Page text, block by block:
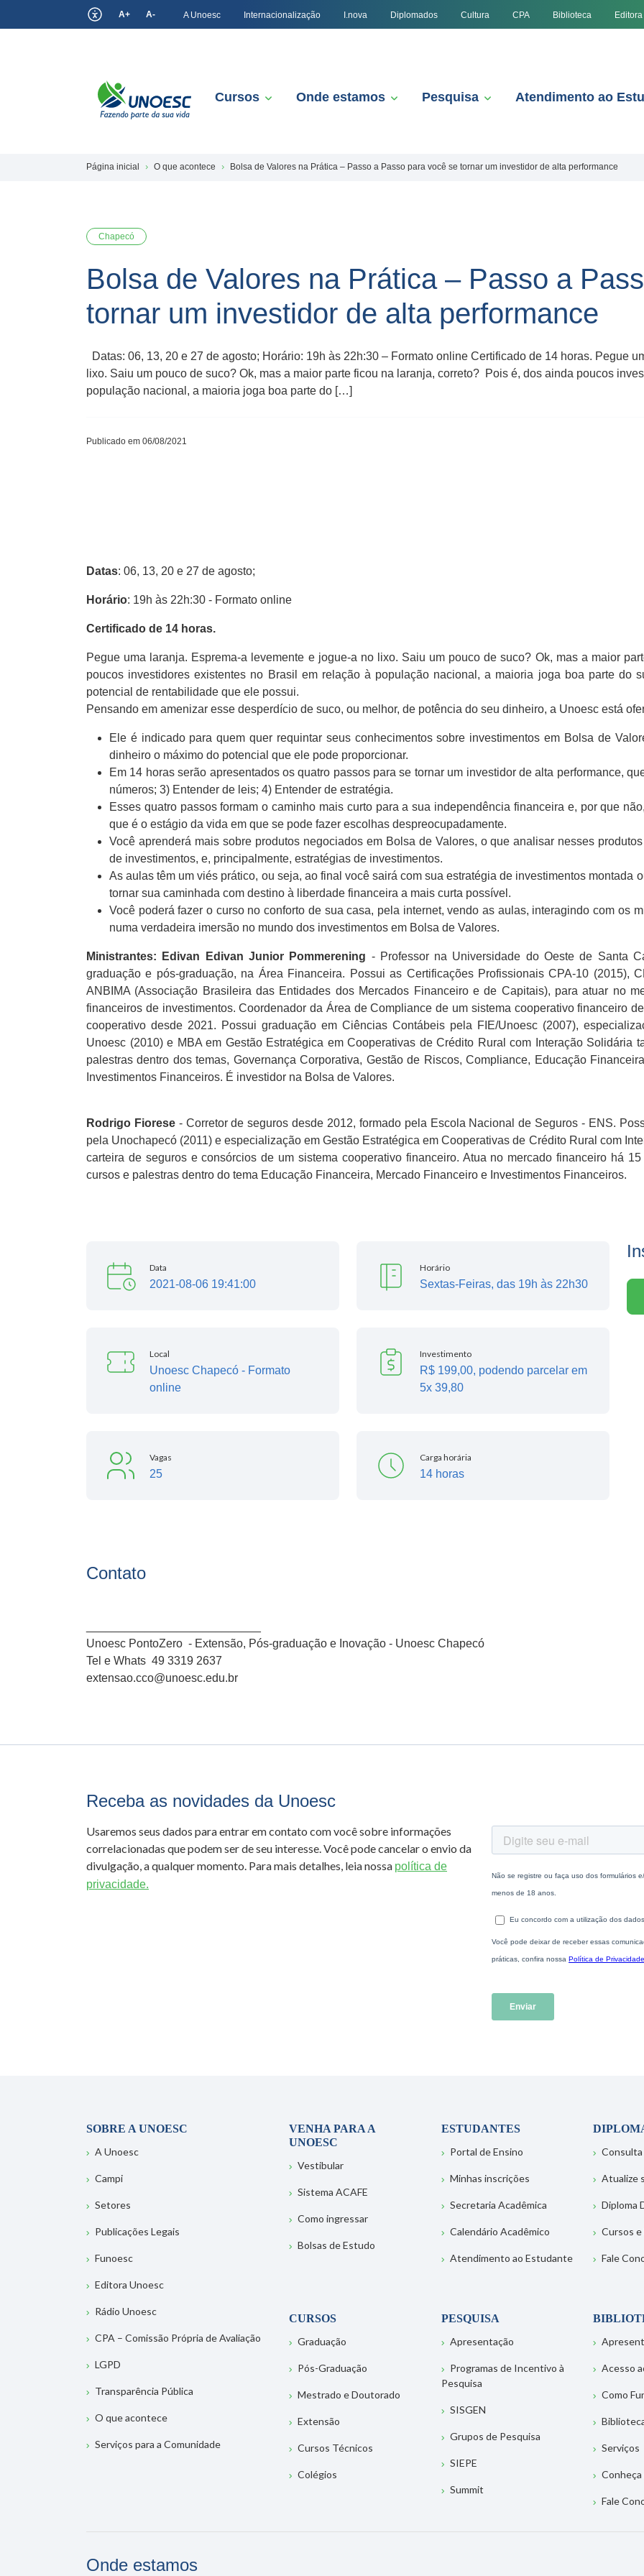
A+ A- A Unoesc Internacionalização I.nova Diplomados Cultura CPA Biblioteca Editora
Cursos Onde estamos Pesquisa Atendimento ao
Página inicial O que acontece Bolsa de Valores na Prática – Passo a Passo para você se tornar um investidor de alta performance
Chapecó
Bolsa de Valores na Prática – Passo a
tornar um investidor de alta performance
Datas: 06, 13, 20 e 27 de agosto; Horário: 19h às 22h:30 – Formato online Certificado de 14 horas. Pegue
lixo. Saiu um pouco de suco? Ok, mas a maior parte ficou na laranja, correto? Pois é, dos ainda poucos
população nacional, a maioria joga boa parte do […]
Publicado em 06/08/2021
Datas: 06, 13, 20 e 27 de agosto;
Horário: 19h às 22h:30 - Formato online
Certificado de 14 horas.
Pegue uma laranja. Esprema-a levemente e jogue-a no lixo. Saiu um pouco de suco? Ok, mas a maior
poucos investidores existentes no Brasil em relação à população nacional, a maioria joga boa parte do
potencial de rentabilidade que ele possui.
Pensando em amenizar esse desperdício de suco, ou melhor, de potência do seu dinheiro, a Unoesc está
Ele é indicado para quem quer requintar seus conhecimentos sobre investimentos em Bolsa de
dinheiro o máximo do potencial que ele pode proporcionar.
Em 14 horas serão apresentados os quatro passos para se tornar um investidor de alta performance,
números; 3) Entender de leis; 4) Entender de estratégia.
Esses quatro passos formam o caminho mais curto para a sua independência financeira e, por que
que é o estágio da vida em que se pode fazer escolhas despreocupadamente.
Você aprenderá mais sobre produtos negociados em Bolsa de Valores, o que analisar nesses
de investimentos, e, principalmente, estratégias de investimentos.
As aulas têm um viés prático, ou seja, ao final você sairá com sua estratégia de investimentos montada
tornar sua caminhada com destino à liberdade financeira a mais curta possível.
Você poderá fazer o curso no conforto de sua casa, pela internet, vendo as aulas, interagindo com os
numa verdadeira imersão no mundo dos investimentos em Bolsa de Valores.
Ministrantes: Edivan Edivan Junior Pommerening - Professor na Universidade do Oeste de Santa
graduação e pós-graduação, na Área Financeira. Possui as Certificações Profissionais CPA-10 (2015),
ANBIMA (Associação Brasileira das Entidades dos Mercados Financeiro e de Capitais), para atuar no
financeiros de investimentos. Coordenador da Área de Compliance de um sistema cooperativo financeiro
cooperativo desde 2021. Possui graduação em Ciências Contábeis pela FIE/Unoesc (2007),
Unoesc (2010) e MBA em Gestão Estratégica em Cooperativas de Crédito Rural com Interação Solidária
palestras dentro dos temas, Governança Corporativa, Gestão de Riscos, Compliance, Educação
Investimentos Financeiros. É investidor na Bolsa de Valores.
Rodrigo Fiorese- Corretor de seguros desde 2012, formado pela Escola Nacional de Seguros - ENS.
pela Unochapecó (2011) e especialização em Gestão Estratégica em Cooperativas de Crédito Rural com
carteira de seguros e consórcios de um sistema cooperativo financeiro. Atua no mercado financeiro há
cursos e palestras dentro do tema Educação Financeira, Mercado Financeiro e Investimentos Financeiros.
Data
2021-08-06 19:41:00
Horário
Sextas-Feiras, das 19h às 22h30
Local
Unoesc Chapecó - Formato
online
Investimento
R$ 199,00, podendo parcelar em
5x 39,80
Vagas
25
Carga horária
14 horas
Contato
Unoesc PontoZero - Extensão, Pós-graduação e Inovação - Unoesc Chapecó
Tel e Whats 49 3319 2637
extensao.cco@unoesc.edu.br
Receba as novidades da Unoesc
Usaremos seus dados para entrar em contato com você sobre informações
correlacionadas que podem ser de seu interesse. Você pode cancelar o envio da
divulgação, a qualquer momento. Para mais detalhes, leia nossa política de
privacidade.
SOBRE A UNOESC
A Unoesc
Campi
Setores
Publicações Legais
Funoesc
Editora Unoesc
Rádio Unoesc
CPA – Comissão Própria de Avaliação
LGPD
Transparência Pública
O que acontece
Serviços para a Comunidade
VENHA PARA A
UNOESC
Vestibular
Sistema ACAFE
Como ingressar
Bolsas de Estudo
ESTUDANTES
Portal de Ensino
Minhas inscrições
Secretaria Acadêmica
Calendário Acadêmico
Atendimento ao Estudante
Consulta
Atualize
Diploma
Cursos
Fale
CURSOS
Graduação
Pós-Graduação
Mestrado e Doutorado
Extensão
Cursos Técnicos
Colégios
PESQUISA
Apresentação
Programas de Incentivo à
Pesquisa
SISGEN
Grupos de Pesquisa
SIEPE
Summit
Acesso
Como
Serviços
Fale
Onde estamos